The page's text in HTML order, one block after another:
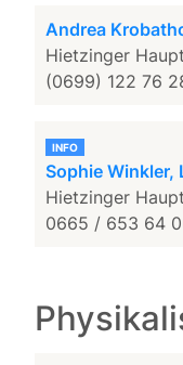
Andrea
Hietzinger
(0699) 122 76
INFO
Sophie Winkler,
Hietzinger
0665 / 653 64